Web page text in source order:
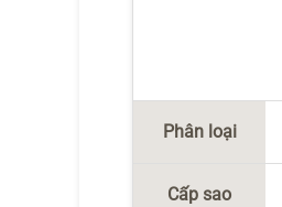
Phân loại
Cấp sao